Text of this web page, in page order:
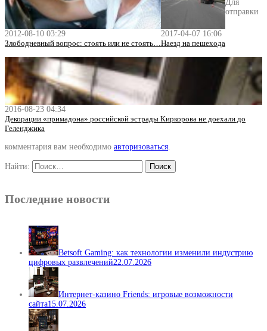
2012-08-10 03:29
Злободневный вопрос: стоять или не стоять…
2017-04-07 16:06
Наезд на пешехода
2016-08-23 04:34
Декорации «примадона» российской эстрады Киркорова не доехали до
Геленджика
Для
отправки
комментария вам необходимо авторизоваться
Найти:
Последние новости
Betsoft Gaming: как технологии изменили индустрию
цифровых развлечений22.07.2026
Интернет-казино Friends: игровые возможности
сайта15.07.2026